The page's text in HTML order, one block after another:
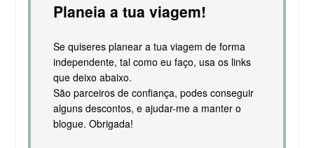
Planeia a tua viagem!
Se quiseres planear a tua viagem de forma
independente, tal como eu faço, usa os links
que deixo abaixo.
São parceiros de confiança, podes conseguir
alguns descontos, e ajudar-me a manter o
blogue. Obrigada!